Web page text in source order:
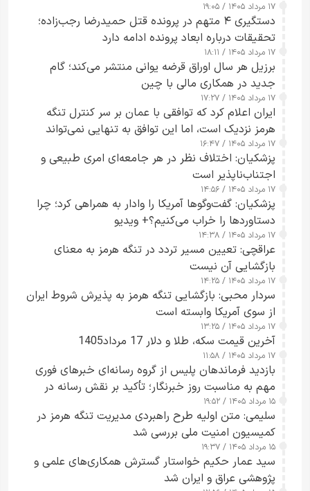
۱۷ مرداد ۱۴۰۵ / ۱۹:۰۵
دستگیری ۴ متهم در پرونده قتل حمیدرضا رجب‌زاده؛
تحقیقات درباره ابعاد پرونده ادامه دارد
۱۷ مرداد ۱۴۰۵ / ۱۸:۱۱
برزیل هر سال اوراق قرضه یوانی منتشر می‌کند؛ گام
جدید در همکاری مالی با چین
۱۷ مرداد ۱۴۰۵ / ۱۷:۲۷
ایران اعلام کرد که توافقی با عمان بر سر کنترل تنگه
هرمز نزدیک است، اما این توافق به تنهایی نمی‌تواند
آبراه را آزاد کند
۱۷ مرداد ۱۴۰۵ / ۱۶:۴۷
پزشکیان: اختلاف نظر در هر جامعه‌ای امری طبیعی و
اجتناب‌ناپذیر است
۱۷ مرداد ۱۴۰۵ / ۱۴:۵۶
پزشکیان: گفت‌وگوها آمریکا را وادار به همراهی کرد؛ چرا
دستاوردها را خراب می‌کنیم؟+ ویدیو
۱۷ مرداد ۱۴۰۵ / ۱۴:۳۸
عراقچی: تعیین مسیر تردد در تنگه هرمز به معنای
بازگشایی آن نیست
۱۷ مرداد ۱۴۰۵ / ۱۴:۲۵
سردار محبی: بازگشایی تنگه هرمز به پذیرش شروط ایران
از سوی آمریکا وابسته است
۱۷ مرداد ۱۴۰۵ / ۱۳:۲۵
آخرین قیمت سکه، طلا و دلار 17 مرداد1405
۱۷ مرداد ۱۴۰۵ / ۱۱:۵۸
بازدید فرماندهان پلیس از گروه رسانه‌ای خبرهای فوری
مهم به مناسبت روز خبرنگار؛ تأکید بر نقش رسانه در
تقویت امنیت و اعتماد عمومی
۱۵ مرداد ۱۴۰۵ / ۱۹:۵۲
سلیمی: متن اولیه طرح راهبردی مدیریت تنگه هرمز در
کمیسیون امنیت ملی بررسی شد
۱۵ مرداد ۱۴۰۵ / ۱۹:۳۷
سید عمار حکیم خواستار گسترش همکاری‌های علمی و
پژوهشی عراق و ایران شد